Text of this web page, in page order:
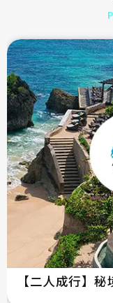
【二人成行】